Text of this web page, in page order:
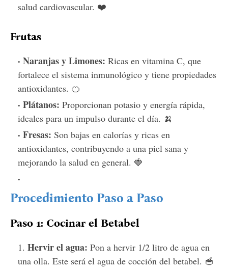
salud cardiovascular. ❤️
Frutas
Naranjas y Limones: Ricas en vitamina C, que
fortalece el sistema inmunológico y tiene propiedades
antioxidantes. 🍊
Plátanos: Proporcionan potasio y energía rápida,
ideales para un impulso durante el día. 🍌
Fresas: Son bajas en calorías y ricas en
antioxidantes, contribuyendo a una piel sana y
mejorando la salud en general. 🍓
Procedimiento Paso a Paso
Paso 1: Cocinar el Betabel
Hervir el agua: Pon a hervir 1/2 litro de agua en
una olla. Este será el agua de cocción del betabel. 🥣